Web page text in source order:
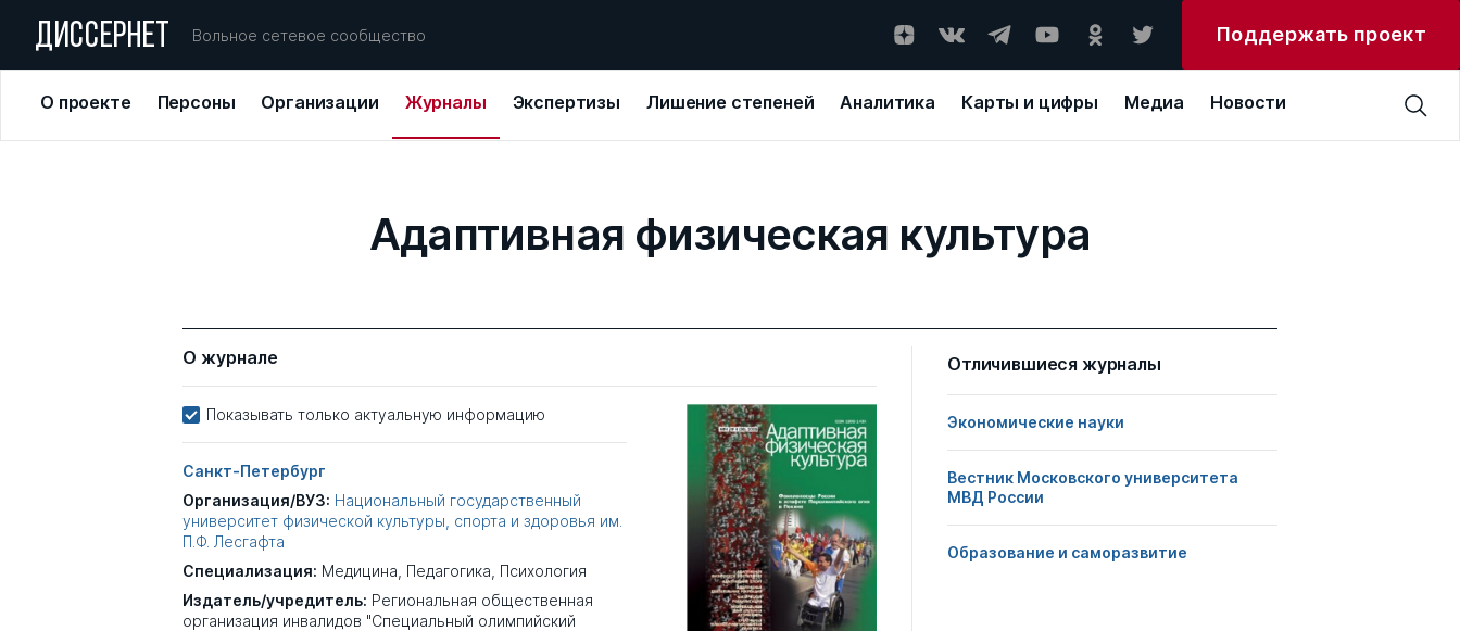
ДИССЕРНЕТ Вольное сетевое сообщество Поддержать проект
О проекте Персоны Организации Журналы Экспертизы Лишение степеней Аналитика Карты и цифры Медиа Новости
Адаптивная физическая культура
О журнале
Показывать только актуальную информацию
Санкт-Петербург
Организация/ВУЗ: Национальный государственный
университет физической культуры, спорта и здоровья им.
П.Ф. Лесгафта
Специализация: Медицина Педагогика Психология
Издатель/учредитель: Региональная общественная
организация инвалидов "Специальный олимпийский
Отличившиеся журналы
Экономические науки
Вестник Московского университета
МВД России
Образование и саморазвитие